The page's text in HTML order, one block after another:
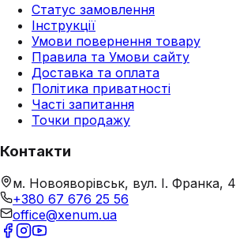
Статус замовлення
Інструкції
Умови повернення товару
Правила та Умови сайту
Доставка та оплата
Політика приватності
Часті запитання
Точки продажу
Контакти
м. Новояворівськ, вул. І. Франка, 4
+380 67 676 25 56
office@xenum.ua